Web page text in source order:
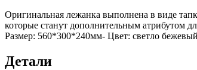
Оригинальная лежанка выполнена в виде
которые станут дополнительным атрибутом
Размер: 560*300*240мм- Цвет: светло
Детали